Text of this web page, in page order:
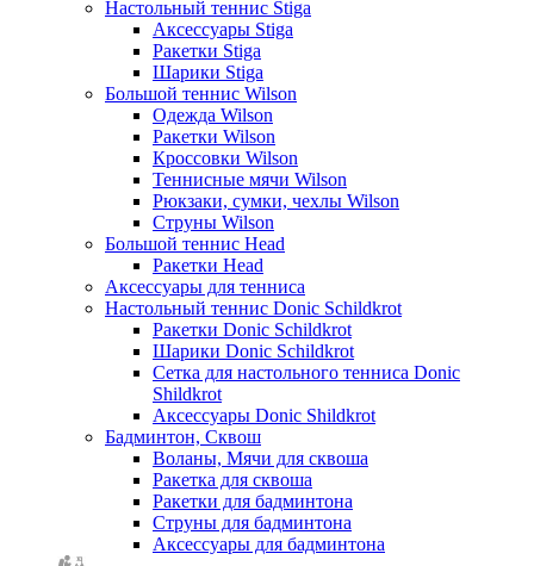
Настольный теннис Stiga
Аксессуары Stiga
Ракетки Stiga
Шарики Stiga
Большой теннис Wilson
Одежда Wilson
Ракетки Wilson
Кроссовки Wilson
Теннисные мячи Wilson
Рюкзаки, сумки, чехлы Wilson
Струны Wilson
Большой теннис Head
Ракетки Head
Аксессуары для тенниса
Настольный теннис Donic Schildkrot
Ракетки Donic Schildkrot
Шарики Donic Schildkrot
Сетка для настольного тенниса Donic
Shildkrot
Аксессуары Donic Shildkrot
Бадминтон, Сквош
Воланы, Мячи для сквоша
Ракетка для сквоша
Ракетки для бадминтона
Струны для бадминтона
Аксессуары для бадминтона